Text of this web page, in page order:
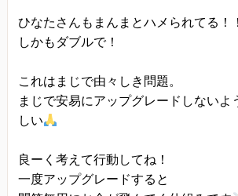
ひなたさんもまんまとハメられてる！！
しかもダブルで！
これはまじで由々しき問題。
まじで安易にアップグレードしないよ
しい
良ーく考えて行動してね！
一度アップグレードすると